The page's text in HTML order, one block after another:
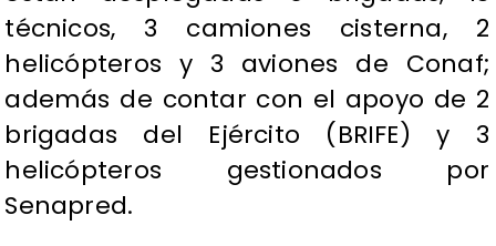
técnicos, 3 camiones cisterna, 2
helicópteros y 3 aviones de Conaf;
además de contar con el apoyo de 2
brigadas del Ejército (BRIFE) y 3
helicópteros gestionados por
Senapred.